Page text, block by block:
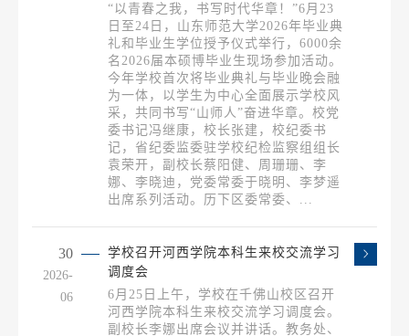
“以青春之我，书写时代华章！”6月23
日至24日，山东师范大学2026年毕业典
礼和毕业生学位授予仪式举行，6000余
名2026届本硕博毕业生现场参加活动。
今年学校首次将毕业典礼与毕业晚会融
为一体，以学生为中心全面展示学校风
采，共同书写“山师人”奋进华章。校党
委书记冯继康，校长张建，校纪委书
记，省纪委监委驻学校纪检监察组组长
袁荣开，副校长蔡阳健、周珊珊、李
娜、李晓迪，党委常委于晓明、李梦遥
出席系列活动。历下区委常委、...
30
2026-
06
学校召开河西学院本科生来校交流学习
调度会
6月25日上午，学校在千佛山校区召开
河西学院本科生来校交流学习调度会。
副校长李娜出席会议并讲话。教务处、